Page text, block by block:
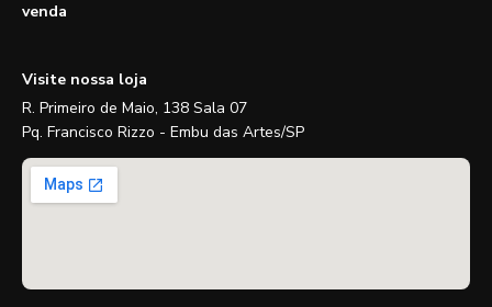
venda
Visite nossa loja
R. Primeiro de Maio, 138 Sala 07
Pq. Francisco Rizzo - Embu das Artes/SP